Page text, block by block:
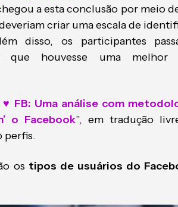
a esta conclusão por meio
criar uma escala de
disso, os participantes
que houvesse uma melhor
♥ FB: Uma análise com
o Facebook”, em tradução
perfis.
os tipos de usuários do